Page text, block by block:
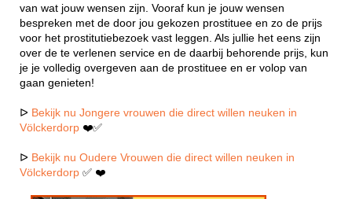
van wat jouw wensen zijn. Vooraf kun je jouw wensen
bespreken met de door jou gekozen prostituee en zo de prijs
voor het prostitutiebezoek vast leggen. Als jullie het eens zijn
over de te verlenen service en de daarbij behorende prijs, kun
je je volledig overgeven aan de prostituee en er volop van
gaan genieten!
ᐅ Bekijk nu Jongere vrouwen die direct willen neuken in
Völckerdorp ❤️✅
ᐅ Bekijk nu Oudere Vrouwen die direct willen neuken in
Völckerdorp ✅ ❤️